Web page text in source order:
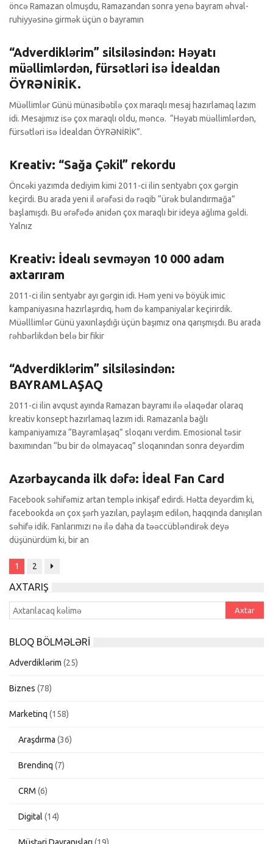
öncə Ramazan olmuşdu, Ramazandan sonra yenə bayram əhval-
ruhiyyəsinə girmək üçün o bayramın
Adverdiklərim 0 Şərhlər
“Adverdiklərim” silsiləsindən: Həyatı
müəllimlərdən, fürsətləri isə İdealdan
ÖYRƏNİRİK.
Müəllimlər Günü münasibətilə çox maraqlı mesaj hazırlamaq lazım
idi. Mesajımız isə çox maraqlı oldu, məncə. “Həyatı müəllimlərdən,
fürsətləri isə İdealdan ÖYRƏNİRİK”.
Digital 0 Şərhlər
Kreativ: “Sağa Çəkil” rekordu
Öncəki yazımda dediyim kimi 2011-ci ilin sentyabrı çox gərgin
keçirdi. Bu arada yeni il ərəfəsi də rəqib “ürək bulandırmağa”
başlamışdı. Bu ərəfədə anidən çox maraqlı bir ideya ağlıma gəldi.
YalnızSosial Media
Kreativ: İdealı sevməyən 10 000 adam
axtarıram
2011-ci ilin sentyabr ayı gərgin idi. Həm yeni və böyük imic
kampaniyasına hazırlaşırdıq, həm də kampaniyalar keçirirdik.
Müəlllimlər Günü yaxınlaşdığı üçün başımız ona qarışmışdı. Bu arada
rəhbərlikdən belə bir fikir
Adverdiklərim 0 Şərhlər
“Adverdiklərim” silsiləsindən:
BAYRAMLAŞAQ
2011-ci ilin avqust ayında Ramazan bayramı ilə əlaqədar olaraq
kreativ konsept hazırlamaq lazım idi. Ramazanla bağlı
kampaniyamıza “Bayramlaşaq” sloqanı verdim. Emosional təsir
baxımından “bu bir də olmayacaq” sloqanından sonra deyərdim
CRM 0 Şərhlər
Azərbaycanda ilk dəfə: İdeal Fan Card
Facebook səhifəmiz artan templə inkişaf edirdi. Hətta deyərdim ki,
facebookda ən çox şərh yazılan, paylaşım edilən, haqqında danışılan
səhifə idik. Fanlarımızı nə ilə daha da təəccübləndirək deyə
düşünürdüm ki, bir an
1 2
AXTARIŞ
BLOQ BÖLMƏLƏRI
Adverdiklərim (25)
Biznes (78)
Marketinq (158)
Araşdırma (36)
Brendinq (7)
CRM (6)
Digital (14)
Müştəri Davranışları (19)